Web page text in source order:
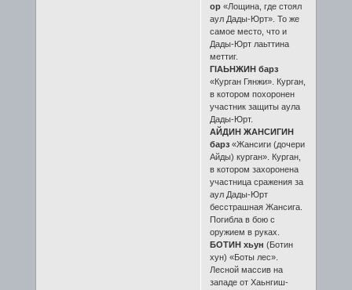
ор«Лощина, где стоял
аул Дады-Юрт». То же
самое место, что и
Дады-Юрт лаьттина
меттиг.
ГIАЬНЖИН барз
«Курган Гянжи». Курган,
в котором похоронен
участник защиты аула
Дады-Юрт.
АЙДИН ЖАНСИГИН
барз«Жансиги (дочери
Айды) курган». Курган,
в котором захоронена
участница сражения за
аул Дады-Юрт
бесстрашная Жансига.
Погибла в бою с
оружием в руках.
БОТИН хьун (Ботин
хун) «Боты лес».
Лесной массив на
западе от Хаьнгиш-